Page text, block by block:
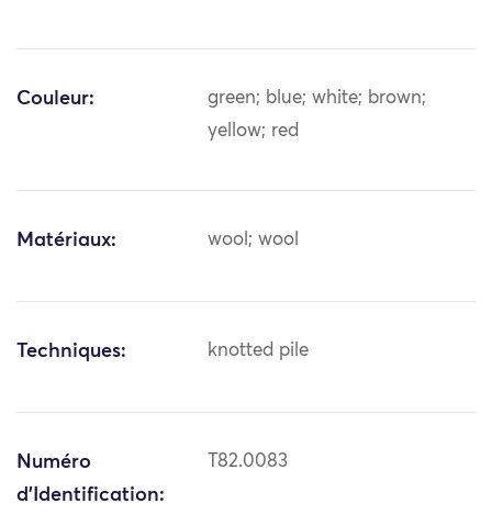
Couleur:
green; blue; white; brown;
yellow; red
Matériaux: wool; wool
Techniques: knotted pile
Numéro
d'Identification:
T82.0083